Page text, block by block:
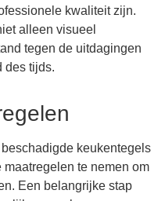
kwaliteit zijn.
alleen visueel
tegen de uitdagingen
des tijds.
keukentegels
te nemen om
Een belangrijke stap